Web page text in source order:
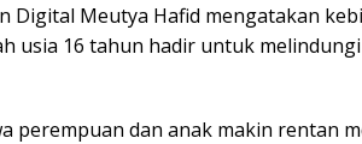
Digital Meutya Hafid mengatakan
usia 16 tahun hadir untuk
perempuan dan anak makin rentan